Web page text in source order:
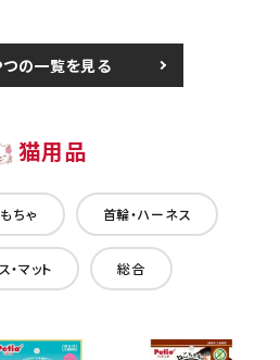
の一覧を見る
猫用品
ちゃ 首輪・ハーネス
・マット 総合